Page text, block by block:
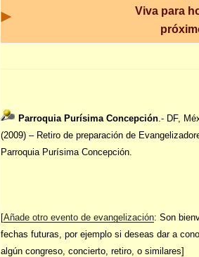
Viva para
Parroquia Purísima Concepción .- DF,
(2009) – Retiro de preparación de
Parroquia Purísima Concepción.
[Añade otro evento de evangelización: Son
fechas futuras, por ejemplo si deseas dar a
algún congreso, concierto, retiro, o similares]